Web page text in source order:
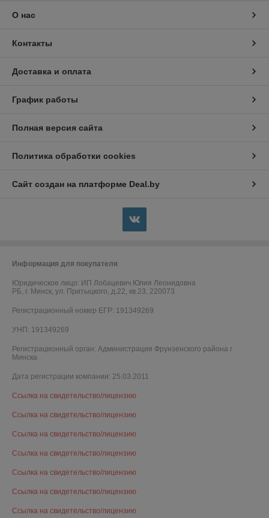
О нас
Контакты
Доставка и оплата
График работы
Полная версия сайта
Политика обработки cookies
Сайт создан на платформе Deal.by
Информация для покупателя
Юридическое лицо: ИП Лобацевич Юлия Леонидовна
РБ, г. Минск, ул. Притыцкого, д.22, кв.23, 220073
Регистрационный номер ЕГР: 191349269
УНП: 191349269
Регистрационный орган: Администрация Фрунзенского района г
Минска
Дата регистрации компании: 25.03.2011
Ссылка на свидетельство/лицензию
Ссылка на свидетельство/лицензию
Ссылка на свидетельство/лицензию
Ссылка на свидетельство/лицензию
Ссылка на свидетельство/лицензию
Ссылка на свидетельство/лицензию
Ссылка на свидетельство/лицензию